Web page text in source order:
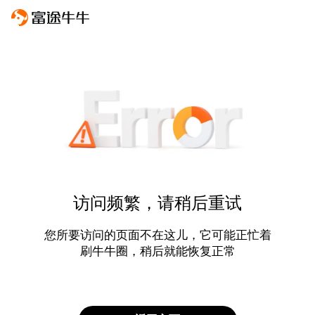
访问频繁，请稍后重试
您所要访问的页面不在这儿，它可能正忙着
刷牛牛圈，稍后就能恢复正常